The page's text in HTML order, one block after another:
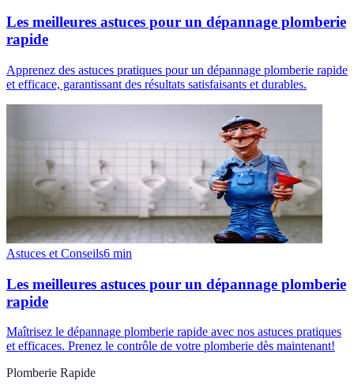
Les meilleures astuces pour un dépannage plomberie
rapide
Apprenez des astuces pratiques pour un dépannage plomberie rapide
et efficace, garantissant des résultats satisfaisants et durables.
Astuces et Conseils6 min
Les meilleures astuces pour un dépannage plomberie
rapide
Maîtrisez le dépannage plomberie rapide avec nos astuces pratiques
et efficaces. Prenez le contrôle de votre plomberie dès maintenant!
Plomberie Rapide